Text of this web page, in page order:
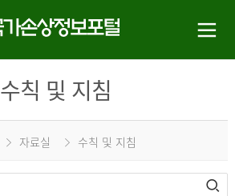
수칙 및 지침
자료실 수칙 및 지침